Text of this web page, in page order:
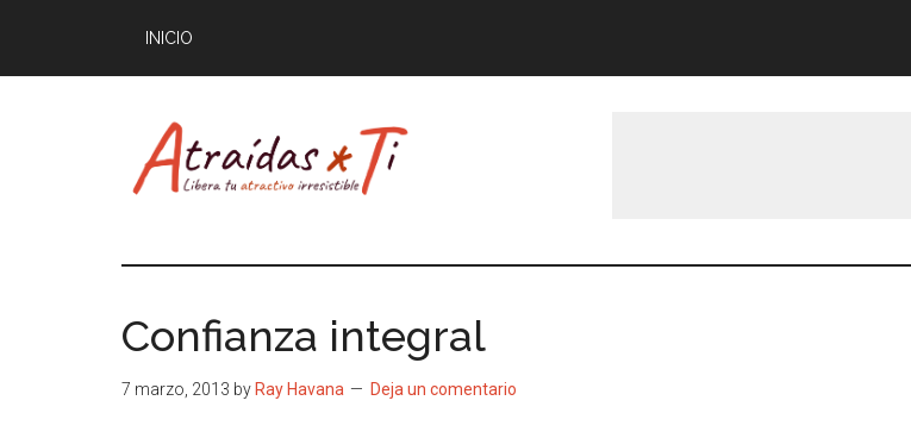
contenido
INICIO
por
ti
tu
masculino
irresistible
Confianza integral
7 marzo, 2013 by Ray Havana Deja un comentario